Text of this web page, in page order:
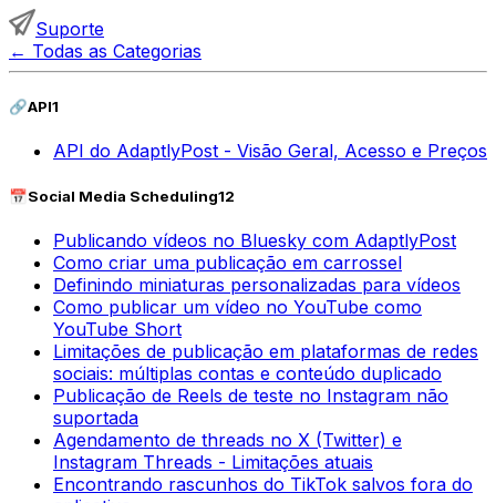
Suporte
← Todas as Categorias
🔗API1
API do AdaptlyPost - Visão Geral, Acesso e Preços
📅Social Media Scheduling12
Publicando vídeos no Bluesky com AdaptlyPost
Como criar uma publicação em carrossel
Definindo miniaturas personalizadas para vídeos
Como publicar um vídeo no YouTube como
YouTube Short
Limitações de publicação em plataformas de redes
sociais: múltiplas contas e conteúdo duplicado
Publicação de Reels de teste no Instagram não
suportada
Agendamento de threads no X (Twitter) e
Instagram Threads - Limitações atuais
Encontrando rascunhos do TikTok salvos fora do